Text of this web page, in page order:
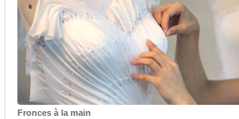
Fronces à la main